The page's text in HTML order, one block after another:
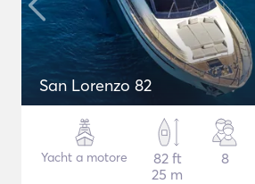
San Lorenzo 82
Yacht a motore
82 ft
25 m
8